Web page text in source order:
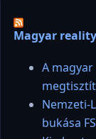
Magyar
A
Nemzeti-
bukása